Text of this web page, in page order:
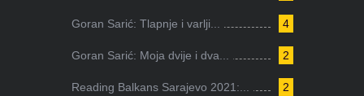
4
Goran Sarić: Tlapnje i varlji...
2
Goran Sarić: Moja dvije i dva...
2
Reading Balkans Sarajevo 2021:...